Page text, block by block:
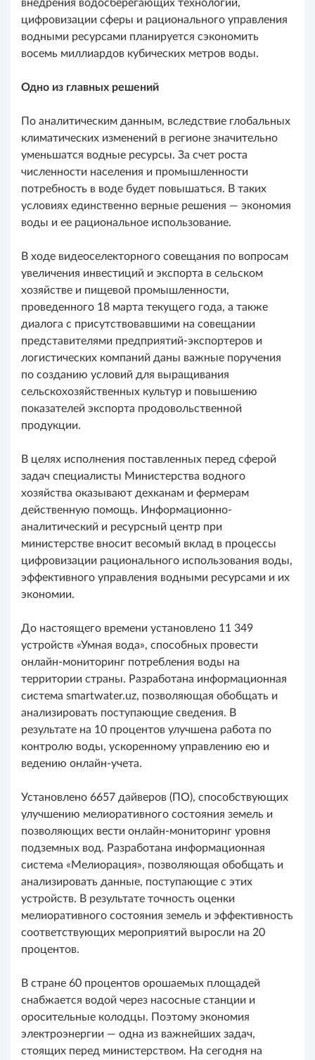
внедрения водосберегающих технологий,
цифровизации сферы и рационального управления
водными ресурсами планируется сэкономить
восемь миллиардов кубических метров воды.
Одно из главных решений
По аналитическим данным, вследствие глобальных
климатических изменений в регионе значительно
уменьшатся водные ресурсы. За счет роста
численности населения и промышленности
потребность в воде будет повышаться. В таких
условиях единственно верные решения — экономия
воды и ее рациональное использование.
В ходе видеоселекторного совещания по вопросам
увеличения инвестиций и экспорта в сельском
хозяйстве и пищевой промышленности,
проведенного 18 марта текущего года, а также
диалога с присутствовавшими на совещании
представителями предприятий-экспортеров и
логистических компаний даны важные поручения
по созданию условий для выращивания
сельскохозяйственных культур и повышению
показателей экспорта продовольственной
продукции.
В целях исполнения поставленных перед сферой
задач специалисты Министерства водного
хозяйства оказывают дехканам и фермерам
действенную помощь. Информационно-
аналитический и ресурсный центр при
министерстве вносит весомый вклад в процессы
цифровизации рационального использования воды,
эффективного управления водными ресурсами и их
экономии.
До настоящего времени установлено 11 349
устройств «Умная вода», способных провести
онлайн-мониторинг потребления воды на
территории страны. Разработана информационная
система smartwater.uz, позволяющая обобщать и
анализировать поступающие сведения. В
результате на 10 процентов улучшена работа по
контролю воды, ускоренному управлению ею и
ведению онлайн-учета.
Установлено 6657 дайверов (ПО), способствующих
улучшению мелиоративного состояния земель и
позволяющих вести онлайн-мониторинг уровня
подземных вод. Разработана информационная
система «Мелиорация», позволяющая обобщать и
анализировать данные, поступающие с этих
устройств. В результате точность оценки
мелиоративного состояния земель и эффективность
соответствующих мероприятий выросли на 20
процентов.
В стране 60 процентов орошаемых площадей
снабжается водой через насосные станции и
оросительные колодцы. Поэтому экономия
электроэнергии — одна из важнейших задач,
стоящих перед министерством. На сегодня на